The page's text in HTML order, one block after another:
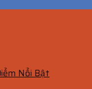
Nổi Bật